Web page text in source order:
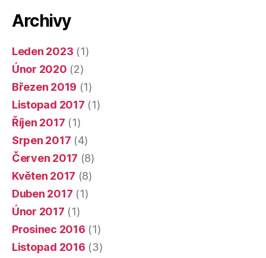
Archivy
Leden 2023 (1)
Únor 2020 (2)
Březen 2019 (1)
Listopad 2017 (1)
Říjen 2017 (1)
Srpen 2017 (4)
Červen 2017 (8)
Květen 2017 (8)
Duben 2017 (1)
Únor 2017 (1)
Prosinec 2016 (1)
Listopad 2016 (3)